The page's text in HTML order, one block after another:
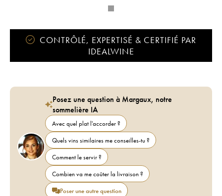
CONTRÔLÉ, EXPERTISÉ & CERTIFIÉ PAR
IDEALWINE
Posez une question à Margaux, notre
sommelière IA
Avec quel plat l'accorder ?
Quels vins similaires me conseilles-tu ?
Comment le servir ?
Combien va me coûter la livraison ?
Poser une autre question